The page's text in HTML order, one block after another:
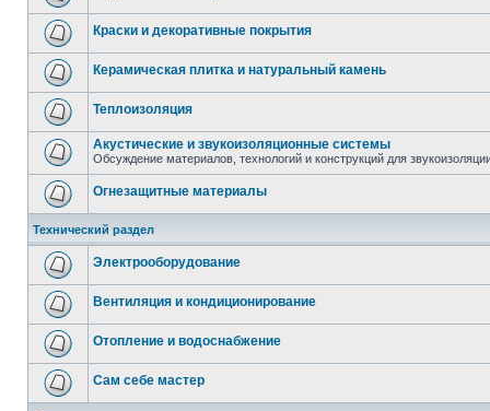
Краски и декоративные покрытия
Керамическая плитка и натуральный камень
Теплоизоляция
Акустические и звукоизоляционные системы
Обсуждение материалов, технологий и конструкций для
Огнезащитные материалы
Технический раздел
Электрооборудование
Вентиляция и кондиционирование
Отопление и водоснабжение
Сам себе мастер